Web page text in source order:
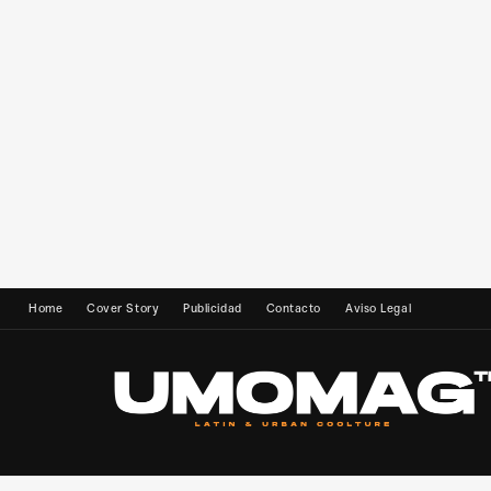
Home Cover Story Publicidad Contacto Aviso Legal